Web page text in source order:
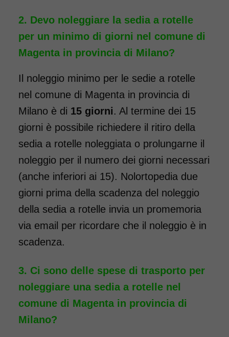
COSTO NOLEGGIO
da 76,01€
SCHEDA COMPLETA
Noleggio Carrozzina
pieghevole transito -
Seduta 40 cm
40 cm TRANSITO con pedane
standard estraibili. Noleggio
minimo 7 giorni a partire da 69
euro. Consegniamo a domicilio
Devo noleggiare la sedia a rotelle
per un minimo di giorni nel comune di
Magenta in provincia di Milano?
Il noleggio minimo per le sedie a rotelle
nel comune di Magenta in provincia di
Milano è di 15 giorni. Al termine dei 15
giorni è possibile richiedere il ritiro della
sedia a rotelle noleggiata o prolungarne il
noleggio per il numero dei giorni necessari
(anche inferiori ai 15). Nolortopedia due
giorni prima della scadenza del noleggio
della sedia a rotelle invia un promemoria
via email per ricordare che il noleggio è in
scadenza.
Ci sono delle spese di trasporto per
noleggiare una sedia a rotelle nel
comune di Magenta in provincia di
Milano?